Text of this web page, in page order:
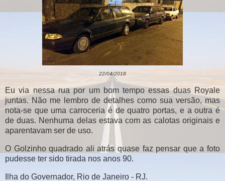
22/04/2018
Eu via nessa rua por um bom tempo essas duas Royale
juntas. Não me lembro de detalhes como sua versão, mas
nota-se que uma carroceria é de quatro portas, e a outra é
de duas. Nenhuma delas estava com as calotas originais e
aparentavam ser de uso.
O Golzinho quadrado ali atrás quase faz pensar que a foto
pudesse ter sido tirada nos anos 90.
Ilha do Governador, Rio de Janeiro - RJ.